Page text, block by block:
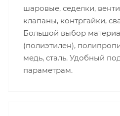
шаровые, седелки,
клапаны, контргайки,
Большой выбор
(полиэтилен),
медь, сталь. Удобный
параметрам.